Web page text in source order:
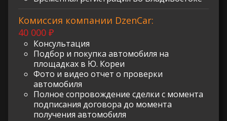
Комиссия компании DzenCar:
40 000 ₽
Консультация
Подбор и покупка автомобиля на
площадках в Ю. Кореи
Фото и видео отчет о проверки
автомобиля
Полное сопровождение сделки с момента
подписания договора до момента
получения автомобиля